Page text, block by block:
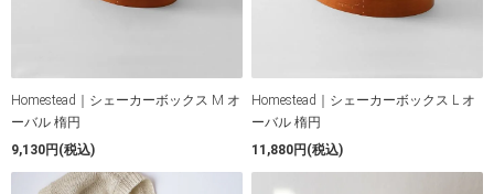
Homestead｜シェーカーボックス M オ
ーバル 楕円
9,130円(税込)
Homestead｜シェーカーボックス L オ
ーバル 楕円
11,880円(税込)